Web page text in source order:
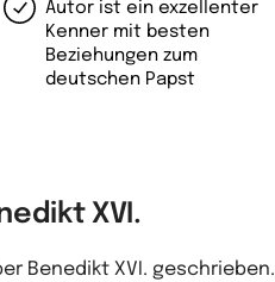
Autor ist ein exzellenter
Kenner mit besten
Beziehungen zum
deutschen Papst
XVI.
Benedikt XVI. geschrieben.